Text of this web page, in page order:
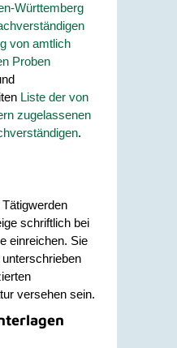
Württemberg
von amtlich
Proben
Liste der von
zugelassenen
.
schriftlich bei
einreichen. Sie
versehen sein.